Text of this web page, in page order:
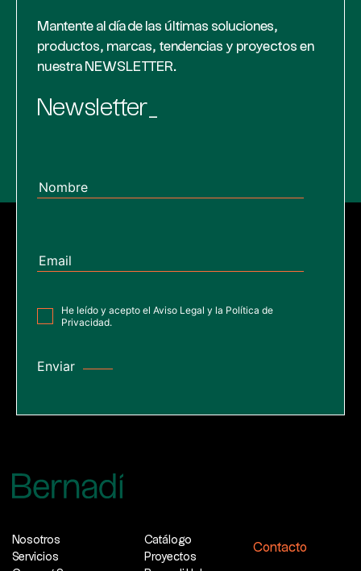
Mantente al día de las últimas soluciones,
productos, marcas, tendencias y proyectos en
nuestra NEWSLETTER.
Newsletter_
He leído y acepto el Aviso Legal y la Política de
Privacidad.
Nosotros
Servicios
Catálogo
Proyectos
Contacto